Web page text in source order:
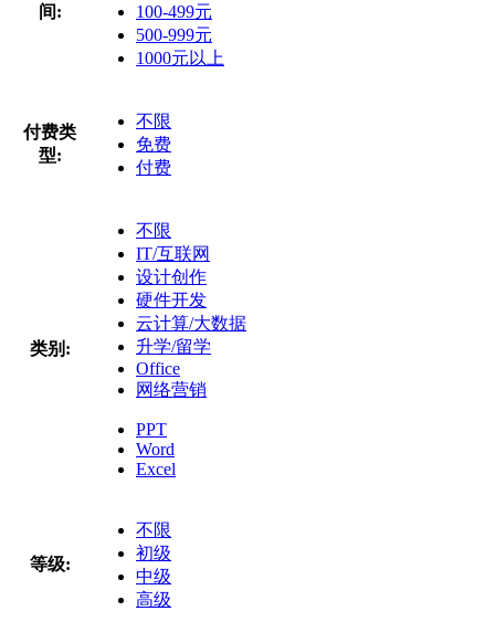
间:
100-499元
500-999元
1000元以上
付费类
型:
不限
免费
付费
类别:
不限
IT/互联网
设计创作
硬件开发
云计算/大数据
升学/留学
Office
网络营销
PPT
Word
Excel
等级:
不限
初级
中级
高级